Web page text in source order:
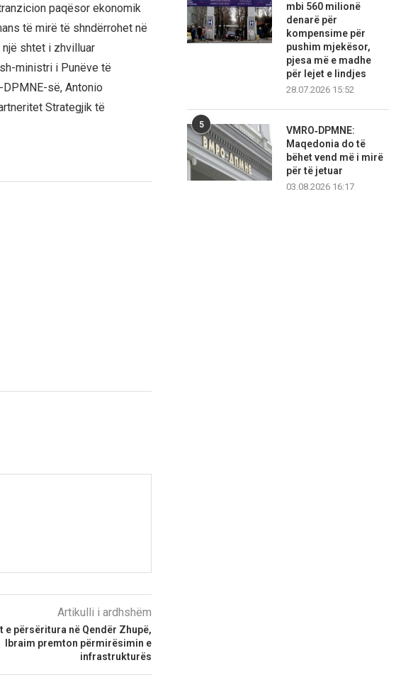
paqësor ekonomik
të mirë të shndërrohet në
shtet i zhvilluar
ministri i Punëve të
së, Antonio
Strategjik të
Artikulli i ardhshëm
e përsëritura në Qendër Zhupë,
Ibraim premton përmirësimin e
infrastrukturës
mbi 560 milionë
denarë për
kompensime për
pushim mjekësor,
pjesa më e madhe
për lejet e lindjes
28.07.2026 15:52
5
VMRO‑DPMNE:
Maqedonia do të
bëhet vend më i mirë
për të jetuar
03.08.2026 16:17